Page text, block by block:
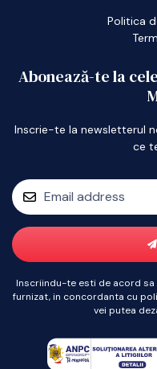
Politica
Abonează-te la
Inscrie-te la newsletterul
ce
Inscriindu-te esti de acord
furnizat, in concordanta cu
vei putea